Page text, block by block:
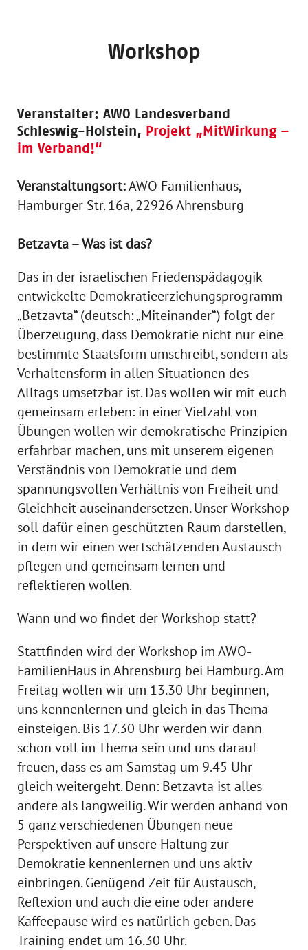
Workshop
Veranstalter: AWO Landesverband
Schleswig-Holstein, Projekt „MitWirkung –
im Verband!“
Veranstaltungsort:AWO Familienhaus,
Hamburger Str. 16a, 22926 Ahrensburg
Betzavta – Was ist das?
Das in der israelischen Friedenspädagogik
entwickelte Demokratieerziehungsprogramm
„Betzavta“ (deutsch: „Miteinander“) folgt der
Überzeugung, dass Demokratie nicht nur eine
bestimmte Staatsform umschreibt, sondern als
Verhaltensform in allen Situationen des
Alltags umsetzbar ist. Das wollen wir mit euch
gemeinsam erleben: in einer Vielzahl von
Übungen wollen wir demokratische Prinzipien
erfahrbar machen, uns mit unserem eigenen
Verständnis von Demokratie und dem
spannungsvollen Verhältnis von Freiheit und
Gleichheit auseinandersetzen. Unser Workshop
soll dafür einen geschützten Raum darstellen,
in dem wir einen wertschätzenden Austausch
pflegen und gemeinsam lernen und
reflektieren wollen.
Wann und wo findet der Workshop statt?
Stattfinden wird der Workshop im AWO-
FamilienHaus in Ahrensburg bei Hamburg. Am
Freitag wollen wir um 13.30 Uhr beginnen,
uns kennenlernen und gleich in das Thema
einsteigen. Bis 17.30 Uhr werden wir dann
schon voll im Thema sein und uns darauf
freuen, dass es am Samstag um 9.45 Uhr
gleich weitergeht. Denn: Betzavta ist alles
andere als langweilig. Wir werden anhand von
5 ganz verschiedenen Übungen neue
Perspektiven auf unsere Haltung zur
Demokratie kennenlernen und uns aktiv
einbringen. Genügend Zeit für Austausch,
Reflexion und auch die eine oder andere
Kaffeepause wird es natürlich geben. Das
Training endet um 16.30 Uhr.